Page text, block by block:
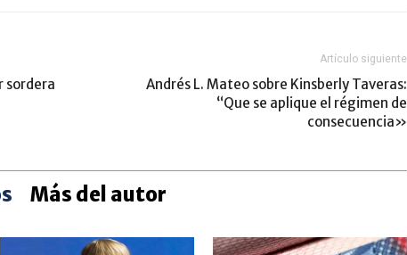
sordera
Artículo siguiente
Andrés L. Mateo sobre Kinsberly Taveras:
“Que se aplique el régimen de
consecuencia»
Más del autor